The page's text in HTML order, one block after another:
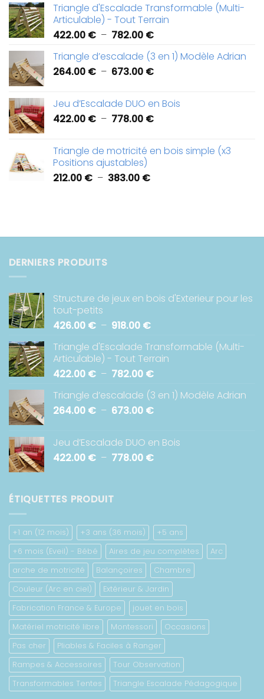
prix :
426.00 €
à
918.00 €
Triangle d'Escalade Transformable (Multi-
Articulable) - Tout Terrain
422.00 € – 782.00 €Plage
prix :
422.00 €
782.00 €
Triangle d’escalade (3 en 1) Modèle Adrian
264.00 € – 673.00 €Plage
264.00 €
à
Jeu d’Escalade DUO en Bois
422.00 € – 778.00 €Plage
422.00 €
Triangle de motricité en bois simple (x3
Positions ajustables)
212.00 € – 383.00 €Plage
383.00 €
DERNIERS PRODUITS
Structure de jeux en bois d'Exterieur pour les
tout-petits
426.00 € – 918.00 €Plage
prix :
426.00 €
à
918.00 €
Triangle d'Escalade Transformable (Multi-
Articulable) - Tout Terrain
422.00 € – 782.00 €Plage
prix :
422.00 €
782.00 €
Triangle d’escalade (3 en 1) Modèle Adrian
264.00 € – 673.00 €Plage
264.00 €
à
Jeu d’Escalade DUO en Bois
422.00 € – 778.00 €Plage
ÉTIQUETTES PRODUIT
+1 an (12 mois) +3 ans (36 mois)
+5 ans
+6 mois (Eveil) - Bébé
Aires de jeu complètes
Arc
arche de motricité
Balançoires
Chambre
Couleur (Arc en ciel)
Extérieur & Jardin
Fabrication France & Europe
jouet en bois
Matériel motricité libre
Montessori
Occasions
Pas cher
Pliables & Faciles à Ranger
Rampes & Accessoires
Tour Observation
Transformables Tentes
Triangle Escalade Pédagogique